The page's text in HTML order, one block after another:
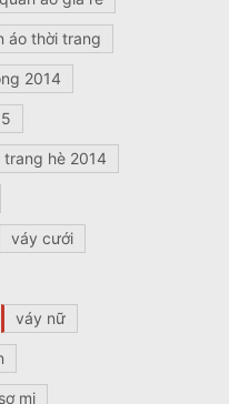
áo thời trang
2014
trang hè 2014
váy cưới
váy nữ
mi